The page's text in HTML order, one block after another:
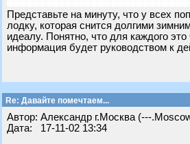
Представьте на минуту, что у всех
лодку, которая снится долгими
идеалу. Понятно, что для каждого
информация будет руководством к
Re: Давайте помечтаем...
Автор: Александр г.Москва (---
Дата: 17-11-02 13:34